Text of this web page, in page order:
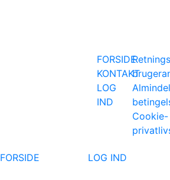
FORSIDE
KONTAKT
LOG
IND
FORSIDE
LOG IND